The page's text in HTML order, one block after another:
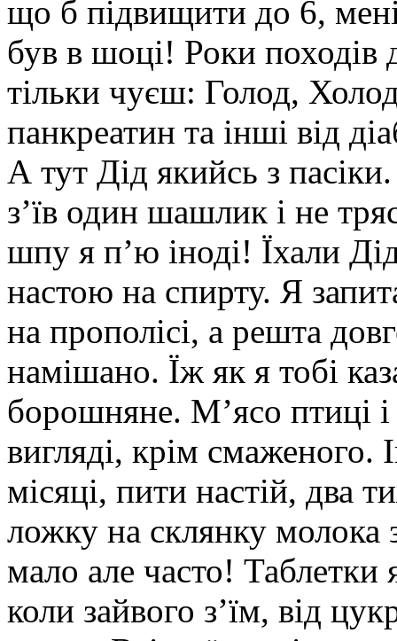
що б підвищити до 6,
був в шоці! Роки походів
тільки чуєш: Голод,
панкреатин та інші від
А тут Дід якийсь з
з’їв один шашлик і не
шпу я п’ю іноді! Їхали
настою на спирту. Я
на прополісі, а решта
намішано. Їж як я тобі
борошняне. М’ясо птиці
вигляді, крім смаженого.
місяці, пити настій, два
ложку на склянку молока
мало але часто!
коли зайвого з’їм, від